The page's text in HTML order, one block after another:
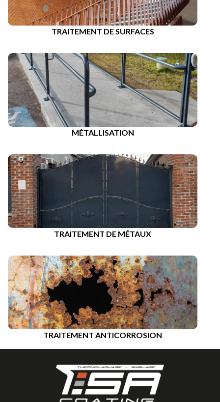
TRAITEMENT DE SURFACES
MÉTALLISATION
TRAITEMENT DE MÉTAUX
TRAITEMENT ANTICORROSION